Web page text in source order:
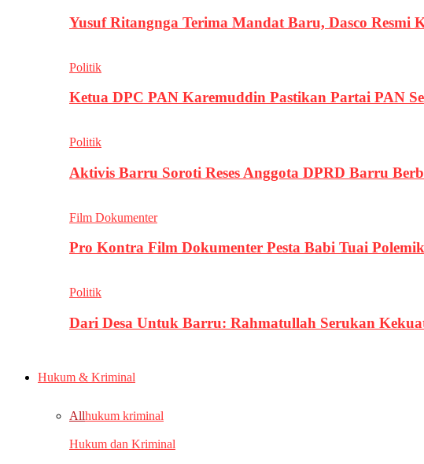
Yusuf Ritangnga Terima Mandat Baru, Dasco
Politik
Ketua DPC PAN Karemuddin Pastikan Partai PAN
Politik
Aktivis Barru Soroti Reses Anggota DPRD Barru
Film Dokumenter
Pro Kontra Film Dokumenter Pesta Babi Tuai
Politik
Dari Desa Untuk Barru: Rahmatullah Serukan
Hukum & Kriminal
Allhukum kriminal
Hukum dan Kriminal